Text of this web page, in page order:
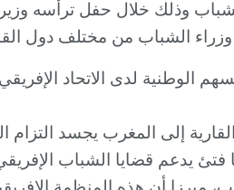
للشباب وذلك خلال حفل ترأسه
وزراء الشباب من مختلف دول
إلى المغرب يجسد
فتئ يدعم قضايا الشباب